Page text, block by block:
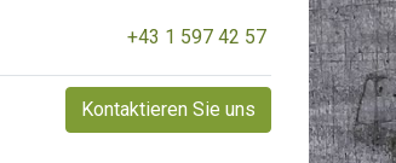
+43 1 597 42 57
Kontaktieren Sie uns